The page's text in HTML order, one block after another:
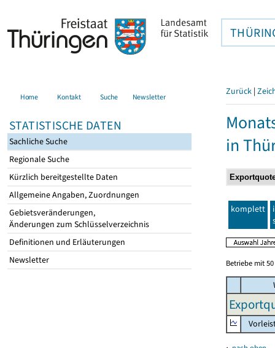
Home Kontakt Suche Newsletter
STATISTISCHE DATEN
Sachliche Suche
Regionale Suche
Kürzlich bereitgestellte Daten
Allgemeine Angaben, Zuordnungen
Gebietsveränderungen,
Änderungen zum Schlüsselverzeichnis
Definitionen und Erläuterungen
Newsletter
Zurück |
in
komplett
Betriebe mit